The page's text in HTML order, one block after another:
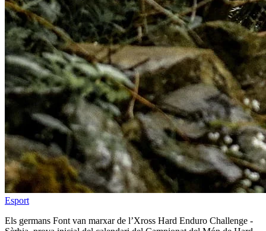
Esport
Els germans Font van marxar de l’Xross Hard Enduro Challenge -